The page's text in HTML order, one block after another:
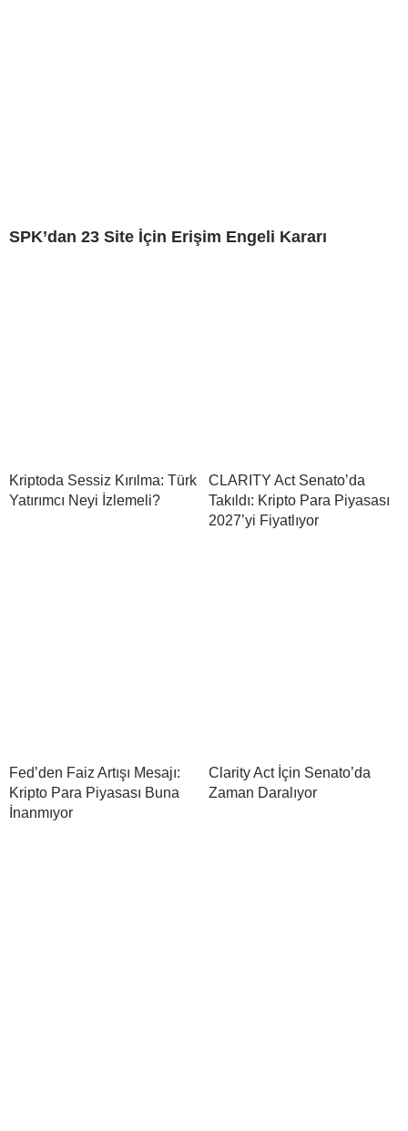
SPK’dan 23 Site İçin Erişim Engeli Kararı
Kriptoda Sessiz Kırılma: Türk
Yatırımcı Neyi İzlemeli?
CLARITY Act Senato’da
Takıldı: Kripto Para Piyasası
2027’yi Fiyatlıyor
Fed’den Faiz Artışı Mesajı:
Kripto Para Piyasası Buna
İnanmıyor
Clarity Act İçin Senato’da
Zaman Daralıyor